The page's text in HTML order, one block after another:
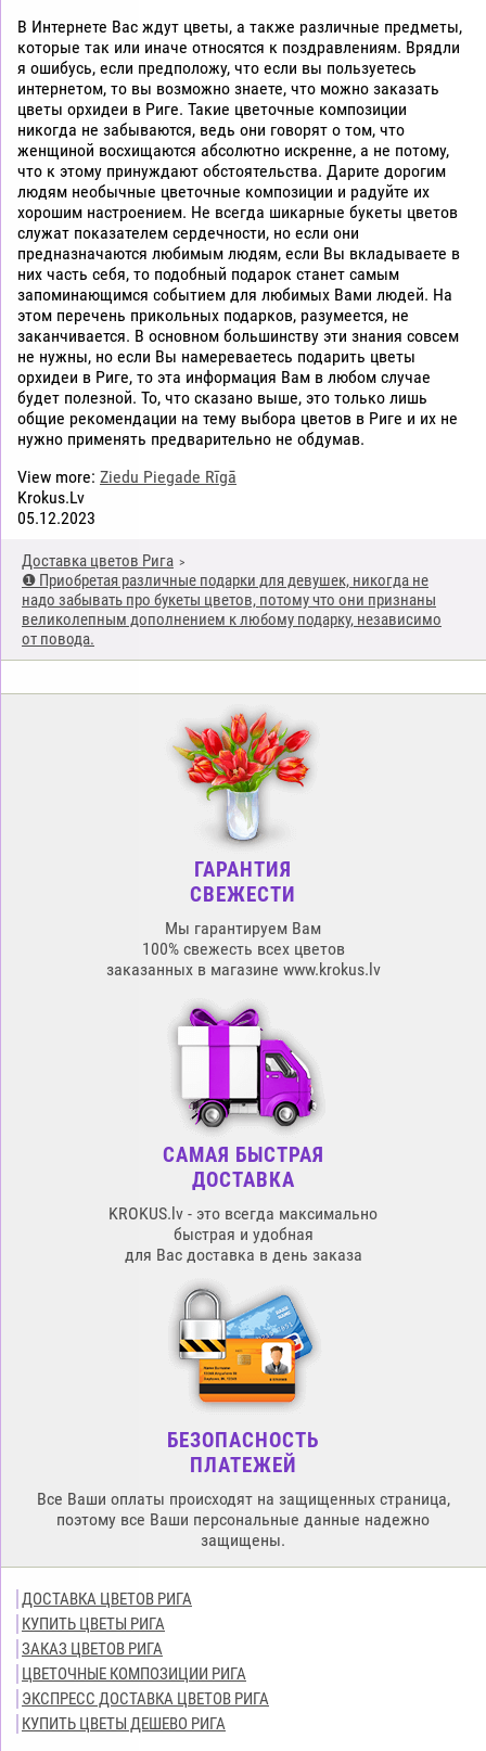
Доставка цветов Рига
❶ Приобретая различные подарки для девушек, никогда не
надо забывать про букеты цветов, потому что они признаны
великолепным дополнением к любому подарку, независимо
от повода.
В Интернете Вас ждут цветы, а также различные предметы,
которые так или иначе относятся к поздравлениям. Врядли
я ошибусь, если предположу, что если вы пользуетесь
интернетом, то вы возможно знаете, что можно заказать
цветы орхидеи в Риге. Такие цветочные композиции
никогда не забываются, ведь они говорят о том, что
женщиной восхищаются абсолютно искренне, а не потому,
что к этому принуждают обстоятельства. Дарите дорогим
людям необычные цветочные композиции и радуйте их
хорошим настроением. Не всегда шикарные букеты цветов
служат показателем сердечности, но если они
предназначаются любимым людям, если Вы вкладываете в
них часть себя, то подобный подарок станет самым
запоминающимся событием для любимых Вами людей. На
этом перечень прикольных подарков, разумеется, не
заканчивается. В основном большинству эти знания совсем
не нужны, но если Вы намереваетесь подарить цветы
орхидеи в Риге, то эта информация Вам в любом случае
будет полезной. То, что сказано выше, это только лишь
общие рекомендации на тему выбора цветов в Риге и их не
нужно применять предварительно не обдумав.
View more: Ziedu Piegade Rīgā
Krokus.Lv
05.12.2023
ГАРАНТИЯ
СВЕЖЕСТИ
Мы гарантируем Вам
100% свежесть всех цветов
заказанных в магазине www.krokus.lv
САМАЯ БЫСТРАЯ
ДОСТАВКА
KROKUS.lv - это всегда максимально
быстрая и удобная
для Вас доставка в день заказа
БЕЗОПАСНОСТЬ
ПЛАТЕЖЕЙ
Все Ваши оплаты происходят на защищенных страница,
поэтому все Ваши персональные данные надежно
защищены.
ДОСТАВКА ЦВЕТОВ РИГА
КУПИТЬ ЦВЕТЫ РИГА
ЗАКАЗ ЦВЕТОВ РИГА
ЦВЕТОЧНЫЕ КОМПОЗИЦИИ РИГА
ЭКСПРЕСС ДОСТАВКА ЦВЕТОВ РИГА
КУПИТЬ ЦВЕТЫ ДЕШЕВО РИГА